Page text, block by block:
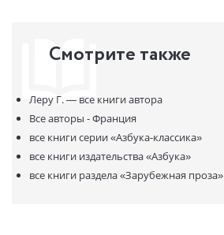
Код товара:
50017342
В продаже с:
18.12.2020
Смотрите также
Леру Г. — все книги автора
Все авторы - Франция
все книги серии«Азбука-классика»
все книги издательства«Азбука»
все книги раздела«Зарубежная проза»